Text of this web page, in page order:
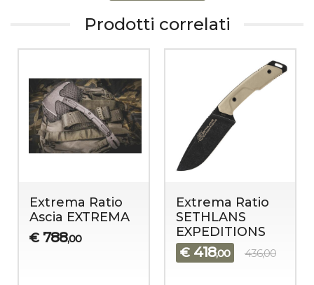
Prodotti correlati
Extrema Ratio
Ascia EXTREMA
€ 788,00
Extrema Ratio
SETHLANS
EXPEDITIONS
€ 418,00 436,00